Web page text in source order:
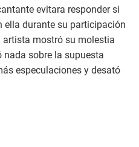
evitara responder si
ella durante su participación
artista mostró su molestia
nada sobre la supuesta
especulaciones y desató